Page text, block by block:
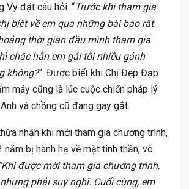
Vy đặt câu hỏi: “Trước khi tham gia
biết về em qua những bài báo rất
thời gian đầu mình tham gia
chắc hẳn em gái tôi nhiều gánh
không?”. Được biết khi Chị Đẹp Đạp
máy cũng là lúc cuộc chiến pháp lý
và chồng cũ đang gay gắt.
nhận khi mới tham gia chương trình,
năm bị hành hạ về mặt tinh thần, vô
“Khi được mời tham gia chương trình,
phải suy nghĩ. Cuối cùng, em